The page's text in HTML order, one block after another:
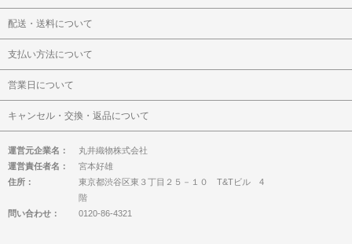
配送・送料について
支払い方法について
営業日について
キャンセル・交換・返品について
運営元企業名：
丸井織物株式会社
運営責任者名：
宮本好雄
住所：
東京都渋谷区東３丁目２５－１０ T&Tビル 4
階
問い合わせ：
0120-86-4321